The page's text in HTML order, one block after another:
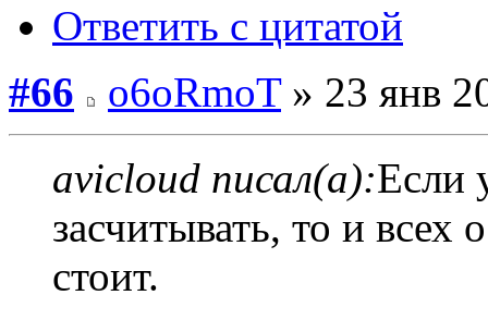
Ответить с цитатой
#66
o6oRmoT» 23 янв
avicloud писал(а):Если
засчитывать, то и всех
стоит.